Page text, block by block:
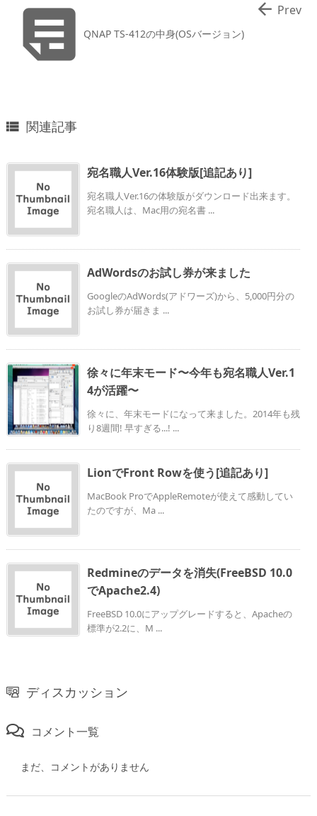
QNAP TS-412の中身(OSバージョン)
 Prev
 関連記事
宛名職人Ver.16体験版[追記あり]
宛名職人Ver.16の体験版がダウンロード出来ます。
宛名職人は、Mac用の宛名書 ...
AdWordsのお試し券が来ました
GoogleのAdWords(アドワーズ)から、5,000円分の
お試し券が届きま ...
徐々に年末モード〜今年も宛名職人Ver.1
4が活躍〜
徐々に、年末モードになって来ました。2014年も残
り8週間! 早すぎる...! ...
LionでFront Rowを使う[追記あり]
MacBook ProでAppleRemoteが使えて感動してい
たのですが、Ma ...
Redmineのデータを消失(FreeBSD 10.0
でApache2.4)
FreeBSD 10.0にアップグレードすると、Apacheの
標準が2.2に、M ...
ディスカッション
コメント一覧
まだ、コメントがありません